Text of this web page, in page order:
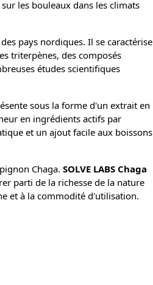
les bouleaux dans les climats
pays nordiques. Il se caractérise
triterpènes, des composés
études scientifiques
sous la forme d'un extrait en
en ingrédients actifs par
et un ajout facile aux boissons
Chaga. SOLVE LABS Chaga
parti de la richesse de la nature
et à la commodité d'utilisation.